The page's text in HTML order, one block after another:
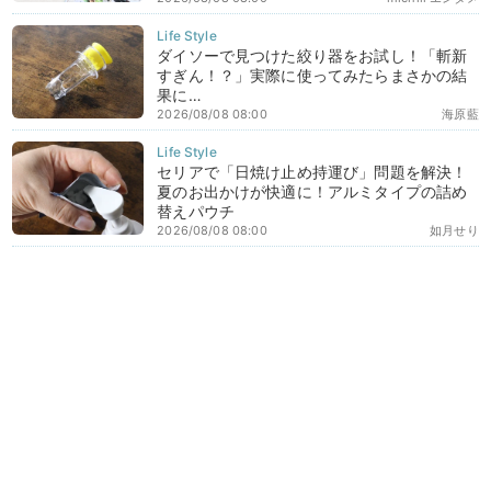
ダイソーで見つけた絞り器をお試し！「斬新
すぎん！？」実際に使ってみたらまさかの結
果に…
海原藍
2026/08/08 08:00
セリアで「日焼け止め持運び」問題を解決！
夏のお出かけが快適に！アルミタイプの詰め
替えパウチ
如月せり
2026/08/08 08:00